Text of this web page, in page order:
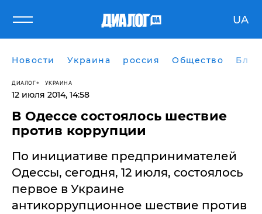
UA
Новости Украина россия Общество
ДИАЛОГ УКРАИНА
12 июля 2014, 14:58
В Одессе состоялось шествие
против коррупции
По инициативе предпринимателей
Одессы, сегодня, 12 июля, состоялось
первое в Украине
антикоррупционное шествие против